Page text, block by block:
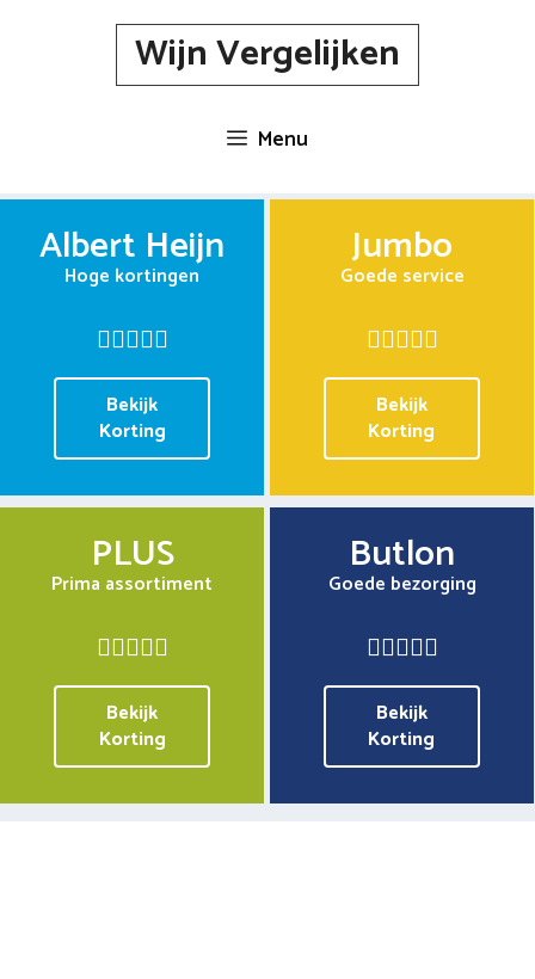
Wijn Vergelijken
Menu
Albert Heijn
Hoge kortingen
Bekijk
Korting
Jumbo
Goede service
Bekijk
Korting
PLUS
Prima assortiment
Bekijk
Korting
Butlon
Goede bezorging
Bekijk
Korting